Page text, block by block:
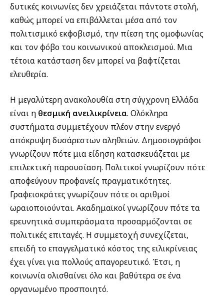
δυτικές κοινωνίες δεν χρειάζεται πάντοτε στολή,
καθώς μπορεί να επιβάλλεται μέσα από τον
πολιτισμικό εκφοβισμό, την πίεση της ομοφωνίας
και τον φόβο του κοινωνικού αποκλεισμού. Μια
τέτοια κατάσταση δεν μπορεί να βαφτίζεται
ελευθερία.
Η μεγαλύτερη ανακολουθία στη σύγχρονη Ελλάδα
είναι η θεσμική ανειλικρίνεια. Ολόκληρα
συστήματα συμμετέχουν πλέον στην ενεργό
απόκρυψη δυσάρεστων αληθειών. Δημοσιογράφοι
γνωρίζουν πότε μια είδηση κατασκευάζεται με
επιλεκτική παρουσίαση. Πολιτικοί γνωρίζουν πότε
αποφεύγουν προφανείς πραγματικότητες.
Γραφειοκράτες γνωρίζουν πότε οι αριθμοί
ωραιοποιούνται. Ακαδημαϊκοί γνωρίζουν πότε τα
ερευνητικά συμπεράσματα προσαρμόζονται σε
πολιτικές επιταγές. Η συμμετοχή συνεχίζεται,
επειδή το επαγγελματικό κόστος της ειλικρίνειας
έχει γίνει για πολλούς απαγορευτικό. Έτσι, η
κοινωνία ολισθαίνει όλο και βαθύτερα σε ένα
οργανωμένο προσποιητό.